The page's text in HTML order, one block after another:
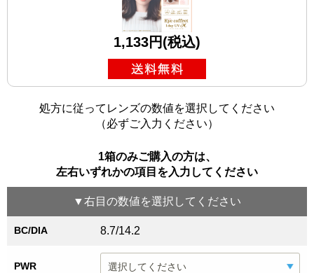
1,133円(税込)
処方に従ってレンズの数値を選択してください
（必ずご入力ください）
1箱のみご購入の方は、
左右いずれかの項目を入力してください
▼右目 の数値を選択してください
BC/DIA 8.7/14.2
PWR